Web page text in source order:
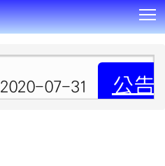
2020-07-31 公告